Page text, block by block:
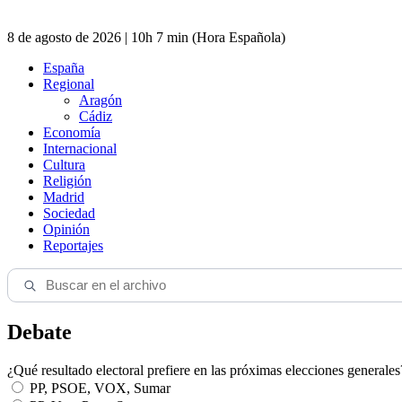
8 de agosto de 2026 | 10h 7 min (Hora Española)
España
Regional
Aragón
Cádiz
Economía
Internacional
Cultura
Religión
Madrid
Sociedad
Opinión
Reportajes
Debate
¿Qué resultado electoral prefiere en las próximas elecciones
PP, PSOE, VOX, Sumar